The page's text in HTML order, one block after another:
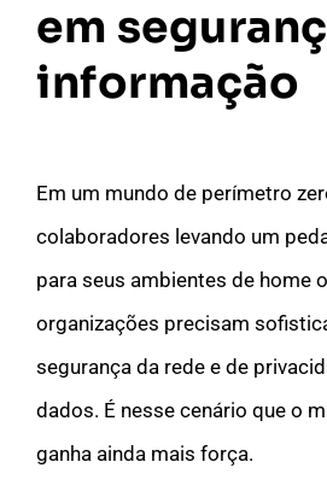
em
informação
Em um mundo de perímetro
colaboradores levando um
para seus ambientes de home
organizações precisam
segurança da rede e de
dados. É nesse cenário que o
ganha ainda mais força.